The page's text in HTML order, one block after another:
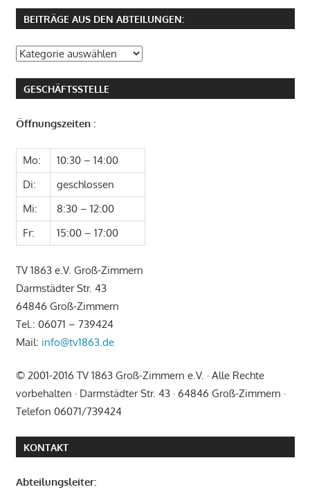
BEITRÄGE AUS DEN ABTEILUNGEN:
Beiträge
den
GESCHÄFTSSTELLE
Öffnungszeiten :
Mo:
10:30 – 14:00
Di:
geschlossen
Mi:
8:30 – 12:00
Fr:
15:00 – 17:00
TV 1863 e.V. Groß-Zimmern
Darmstädter Str. 43
64846 Groß-Zimmern
Tel.: 06071 – 739424
Mail: info@tv1863.de
© 2001-2016 TV 1863 Groß-Zimmern e.V. · Alle Rechte
vorbehalten · Darmstädter Str. 43 · 64846 Groß-Zimmern ·
Telefon 06071/739424
KONTAKT
Abteilungsleiter: